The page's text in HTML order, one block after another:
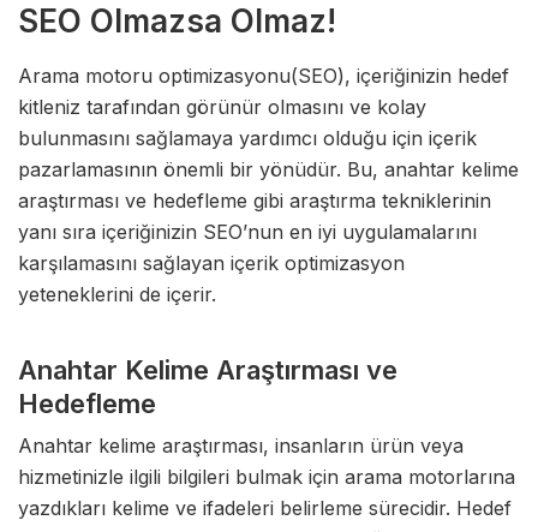
SEO Olmazsa Olmaz!
Arama motoru optimizasyonu(SEO), içeriğinizin hedef
kitleniz tarafından görünür olmasını ve kolay
bulunmasını sağlamaya yardımcı olduğu için içerik
pazarlamasının önemli bir yönüdür. Bu, anahtar kelime
araştırması ve hedefleme gibi araştırma tekniklerinin
yanı sıra içeriğinizin SEO’nun en iyi uygulamalarını
karşılamasını sağlayan içerik optimizasyon
yeteneklerini de içerir.
Anahtar Kelime Araştırması ve
Hedefleme
Anahtar kelime araştırması, insanların ürün veya
hizmetinizle ilgili bilgileri bulmak için arama motorlarına
yazdıkları kelime ve ifadeleri belirleme sürecidir. Hedef